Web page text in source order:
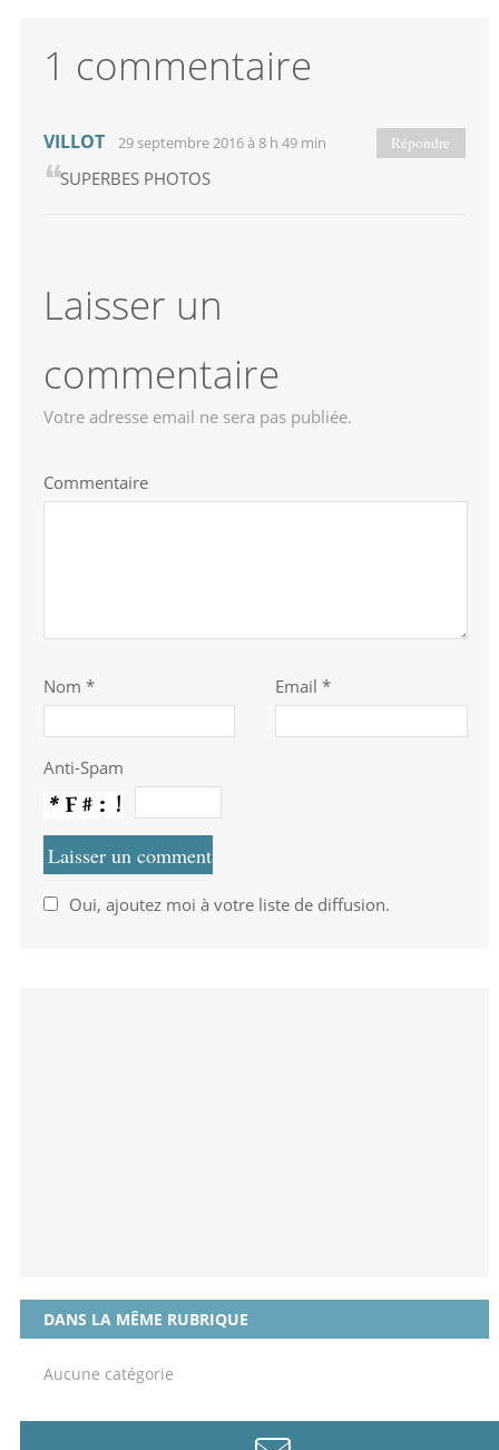
1 commentaire
VILLOT 29 septembre 2016 à 8 h 49 min
SUPERBES PHOTOS
Répondre
Laisser un
commentaire
Votre adresse email ne sera pas publiée.
Commentaire
Nom * Email *
Anti-Spam
Oui, ajoutez moi à votre liste de diffusion.
DANS LA MÊME RUBRIQUE
Aucune catégorie